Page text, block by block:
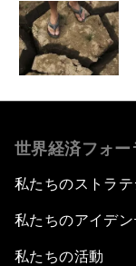
世界経済フォ
私たちのストラ
私たちのアイデン
私たちの活動